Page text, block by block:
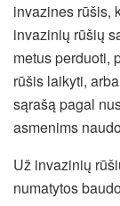
invazines rūšis,
invazinių rūšių
metus perduoti,
rūšis laikyti,
sąrašą pagal
asmenims
Už invazinių
numatytos